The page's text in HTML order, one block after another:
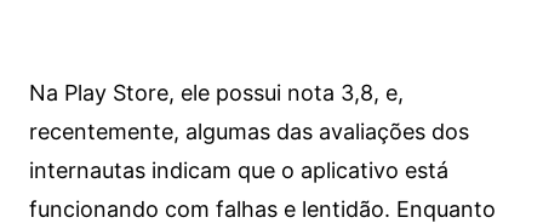
Na Play Store, ele possui nota 3,8, e,
recentemente, algumas das avaliações dos
internautas indicam que o aplicativo está
funcionando com falhas e lentidão. Enquanto